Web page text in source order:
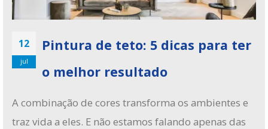
12
jul
Pintura de teto: 5 dicas para ter
o melhor resultado
A combinação de cores transforma os ambientes e
traz vida a eles. E não estamos falando apenas das